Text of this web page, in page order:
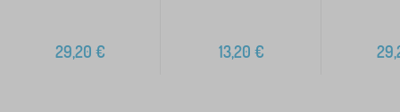
29,20 € 13,20 €